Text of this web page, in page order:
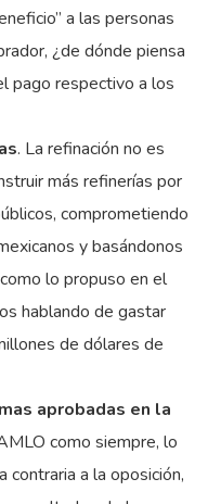
a las personas
¿de dónde piensa
pago respectivo a los
. La refinación no es
más refinerías por
comprometiendo
y basándonos
lo propuso en el
hablando de gastar
de dólares de
aprobadas en la
como siempre, lo
contraria a la oposición,